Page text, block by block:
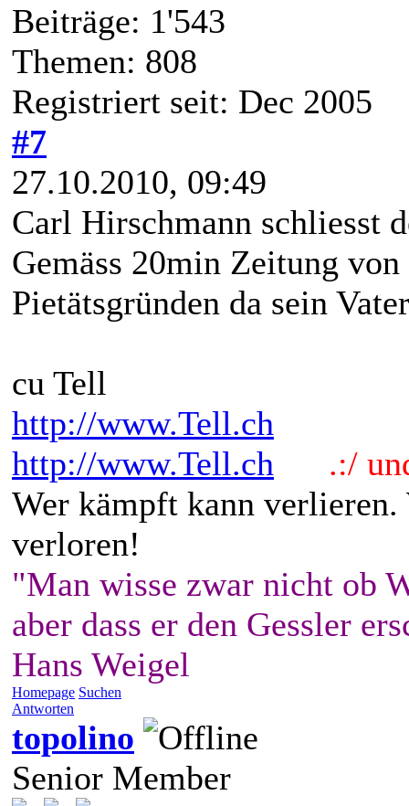
Beiträge: 1'543
Themen: 808
Registriert seit: Dec 2005
#7
27.10.2010, 09:49
Carl Hirschmann schliesst
Gemäss 20min Zeitung
Pietätsgründen da sein
cu Tell
http://www.Tell.ch
http://www.Tell.ch
.:/
Wer kämpft kann
verloren!
"Man wisse zwar nicht ob
aber dass er den Gessler
Hans Weigel
Homepage Suchen
Antworten
topolino
Senior Member